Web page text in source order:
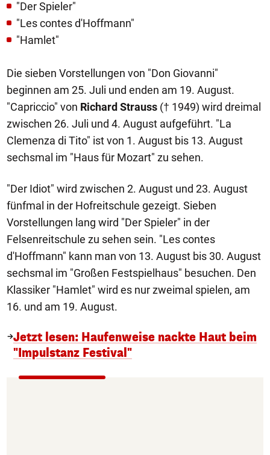
"Der Spieler"
"Les contes d'Hoffmann"
"Hamlet"
Die sieben Vorstellungen von "Don Giovanni"
beginnen am 25. Juli und enden am 19. August.
"Capriccio" von Richard Strauss († 1949) wird dreimal
zwischen 26. Juli und 4. August aufgeführt. "La
Clemenza di Tito" ist von 1. August bis 13. August
sechsmal im "Haus für Mozart" zu sehen.
"Der Idiot" wird zwischen 2. August und 23. August
fünfmal in der Hofreitschule gezeigt. Sieben
Vorstellungen lang wird "Der Spieler" in der
Felsenreitschule zu sehen sein. "Les contes
d'Hoffmann" kann man von 13. August bis 30. August
sechsmal im "Großen Festspielhaus" besuchen. Den
Klassiker "Hamlet" wird es nur zweimal spielen, am
16. und am 19. August.
Jetzt lesen: Haufenweise nackte Haut beim
"Impulstanz Festival"